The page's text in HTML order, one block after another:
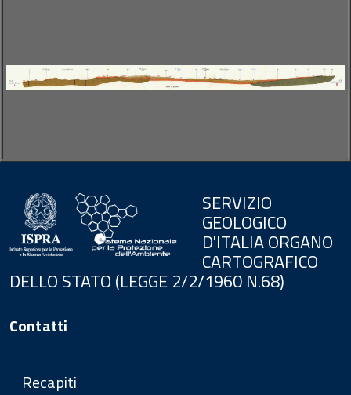
SERVIZIO
GEOLOGICO
D'ITALIA ORGANO
CARTOGRAFICO
DELLO STATO (LEGGE 2/2/1960 N.68)
Contatti
Recapiti